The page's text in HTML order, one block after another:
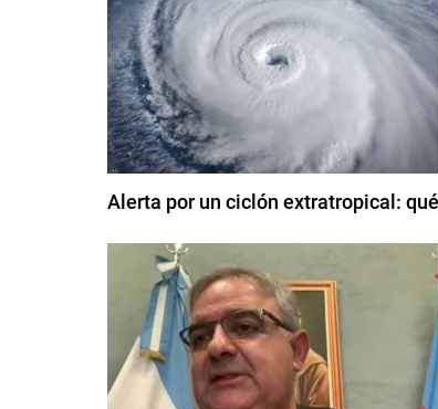
Alerta por un ciclón extratropical: